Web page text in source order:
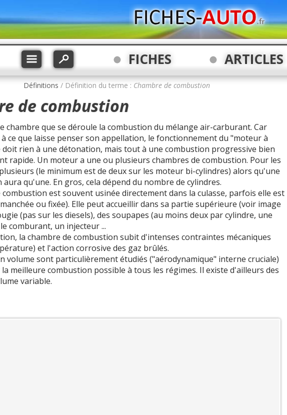
FICHES ARTICLES
Définitions / Définition du terme : Chambre de combustion
de combustion
chambre que se déroule la combustion du mélange air-carburant. Car
ce que laisse penser son appellation, le fonctionnement du "moteur à
doit rien à une détonation, mais tout à une combustion progressive bien
rapide. Un moteur a une ou plusieurs chambres de combustion. Pour les
(le minimum est de deux sur les moteur bi-cylindres) alors qu'une
qu'une. En gros, cela dépend du nombre de cylindres.
combustion est souvent usinée directement dans la culasse, parfois elle est
ou fixée). Elle peut accueillir dans sa partie supérieure (voir image
(pas sur les diesels), des soupapes (au moins deux par cylindre, une
comburant, un injecteur ...
la chambre de combustion subit d'intenses contraintes mécaniques
et l'action corrosive des gaz brûlés.
volume sont particulièrement étudiés ("aérodynamique" interne cruciale)
meilleure combustion possible à tous les régimes. Il existe d'ailleurs des
variable.